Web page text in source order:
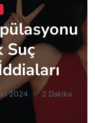
Suç
2024 2 Dakika